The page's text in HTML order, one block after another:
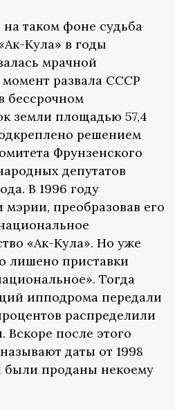
таком фоне судьба
Кула» в годы
мрачной
развала СССР
бессрочном
земли площадью 57,4
решением
Фрунзенского
депутатов
В 1996 году
преобразовав его
«Ак-Кула». Но уже
лишено приставки
Тогда
ипподрома передали
распределили
после этого
даты от 1998
были проданы некоему